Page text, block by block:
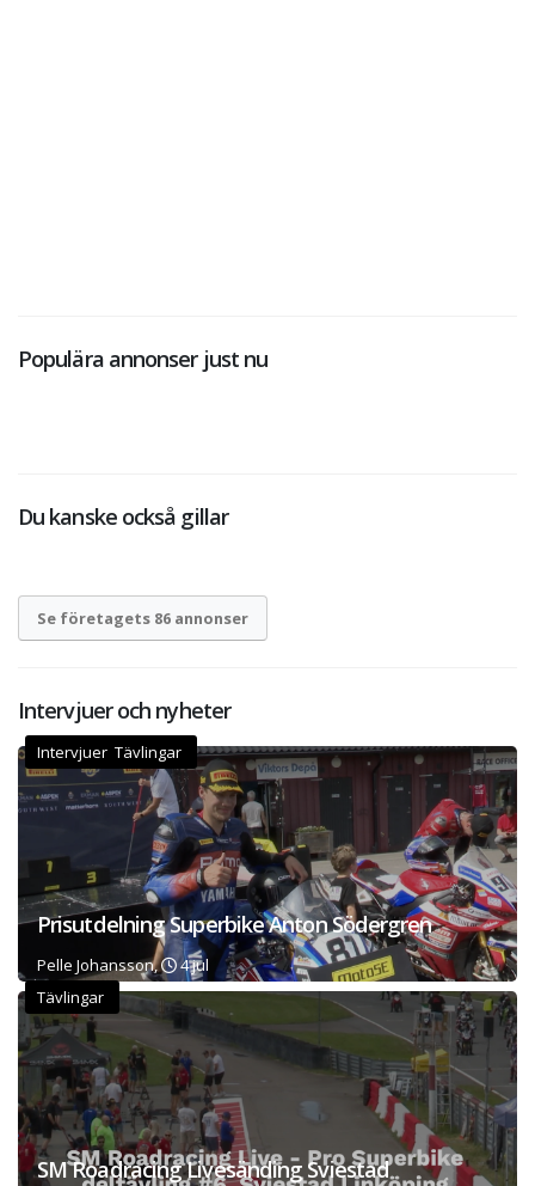
Populära annonser just nu
Du kanske också gillar
Se företagets 86 annonser
Intervjuer och nyheter
Intervjuer Tävlingar
Prisutdelning Superbike Anton Södergren
Pelle Johansson,
4 jul
Tävlingar
SM Roadracing Livesänding Sviestad